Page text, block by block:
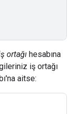
ortağı hesabına
iş ortağı
aitse: